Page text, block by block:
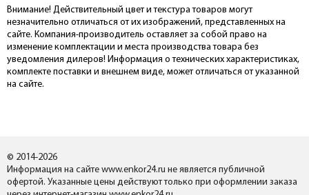
Внимание! Действительный цвет и текстура товаров могут
незначительно отличаться от их изображений, представленных на
сайте. Компания-производитель оставляет за собой право на
изменение комплектации и места производства товара без
уведомления дилеров! Информация о технических характеристиках,
комплекте поставки и внешнем виде, может отличаться от указанной
на сайте.
© 2014-2026
Информация на сайте www.enkor24.ru не является публичной
офертой. Указанные цены действуют только при оформлении заказа